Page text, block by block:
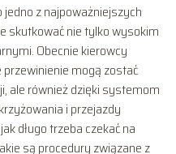
z najpoważniejszych
skutkować nie tylko wysokim
Obecnie kierowcy
mogą zostać
ale również dzięki systemom
i przejazdy
długo trzeba czekać na
są procedury związane z